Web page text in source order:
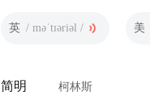
英 / məˈtɪəriəl / 美
简明 柯林斯